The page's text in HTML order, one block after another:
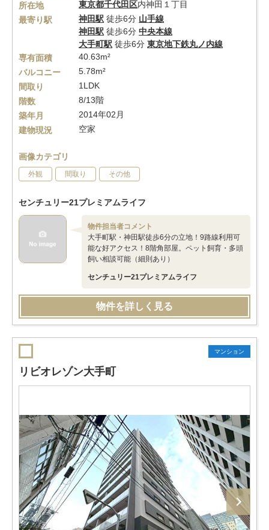
所在地 東京都千代田区内神田１丁目
最寄り駅
神田駅 徒歩6分 山手線
神田駅 徒歩6分 中央本線
大手町駅 徒歩6分 東京地下鉄丸ノ内線
専有面積
40.63m²
バルコニー
5.78m²
間取り
1LDK
階数
8/13階
築年月
2014年02月
建物現況
空家
画像カテゴリ
外観 間取り その他
センチュリー21プレミアムライフ
物件担当者コメント
大手町駅・神田駅徒歩6分の立地！9路線利用可
能な好アクセス！8階角部屋。ペット飼育・多頭
飼い相談可能（細則あり）
センチュリー21プレミアムライフ
物件を詳しく見る
マンション
リビオレゾン大手町